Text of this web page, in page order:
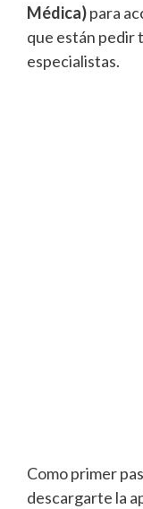
Médica)para
que están pedir
especialistas.
Como primer
descargarte la